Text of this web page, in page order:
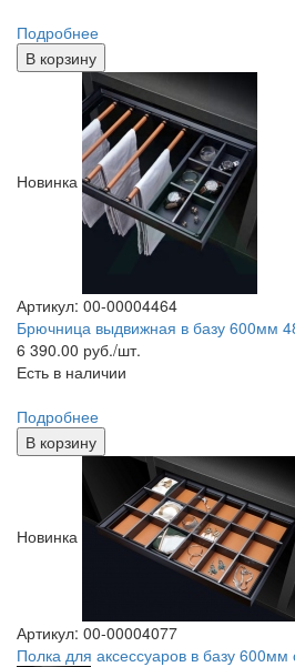
Подробнее
В корзину
Новинка
Артикул: 00-00004464
Брючница выдвижная в базу 600мм
6 390.00 руб./шт.
Есть в наличии
Подробнее
В корзину
Новинка
Артикул: 00-00004077
Полка для аксессуаров в базу